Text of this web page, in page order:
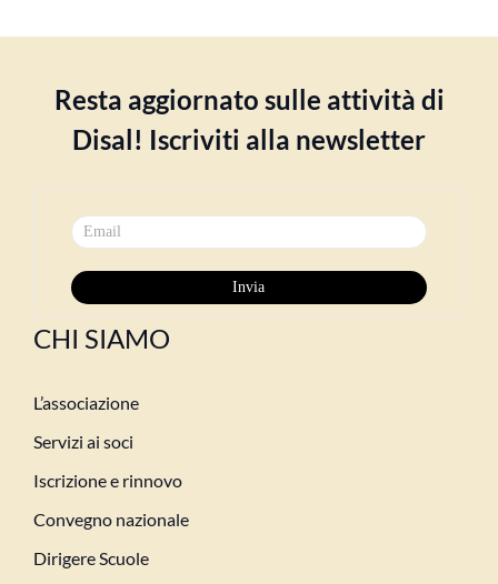
Resta aggiornato sulle attività di
Disal! Iscriviti alla newsletter
CHI SIAMO
L’associazione
Servizi ai soci
Iscrizione e rinnovo
Convegno nazionale
Dirigere Scuole